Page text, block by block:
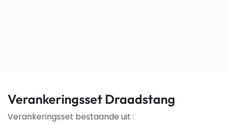
Verankeringsset Draadstang
Verankeringsset bestaande uit :